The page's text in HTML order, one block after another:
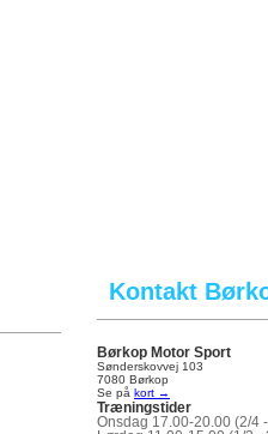
Kontakt
Børkop Motor Sport
Sønderskovvej 103
7080 Børkop
Se på kort →
Træningstider
Onsdag 17.00-20.00 (2/4